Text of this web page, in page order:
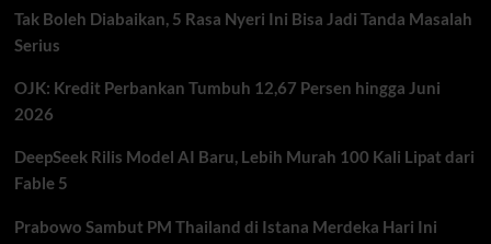
Tak Boleh Diabaikan, 5 Rasa Nyeri Ini Bisa Jadi Tanda Masalah
Serius
OJK: Kredit Perbankan Tumbuh 12,67 Persen hingga Juni
2026
DeepSeek Rilis Model AI Baru, Lebih Murah 100 Kali Lipat dari
Fable 5
Prabowo Sambut PM Thailand di Istana Merdeka Hari Ini